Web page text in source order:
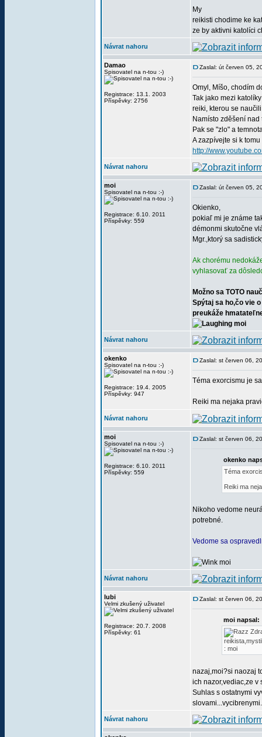
My
reikisti chodime ke
ze by aktivni katolíci
Návrat nahoru
Damao
Spisovatel na n-tou :-)
Registrace: 13.1. 2003
Příspěvky: 2756
Zaslal: út červen 05,
Omyl, Míšo, chodím
Tak jako mezi
reiki, kterou se
Namísto zděšení
Pak se "zlo" a
A zazpívejte si k
http://
Návrat nahoru
moi
Spisovatel na n-tou :-)
Registrace: 6.10. 2011
Příspěvky: 559
Zaslal: út červen 05,
Okienko,
pokiaľ mi je známe
démonmi skutočne
Mgr.,ktorý sa
Ak chorému
vyhlasovať za
Možno sa TOTO
Spýtaj sa ho,čo vie
preukáže
moi
Návrat nahoru
okenko
Spisovatel na n-tou :-)
Registrace: 19.4. 2005
Příspěvky: 947
Zaslal: st červen 06,
Téma exorcismu je
Reiki ma nejaka
Návrat nahoru
moi
Spisovatel na n-tou :-)
Registrace: 6.10. 2011
Příspěvky: 559
Zaslal: st červen 06,
okenko
Téma
Reiki ma
Nikoho vedome
potrebné.
Vedome sa
moi
Návrat nahoru
lubi
Velmi zkušený uživatel
Registrace: 20.7. 2008
Příspěvky: 61
Zaslal: st červen 06,
moi napsal:
: moi
nazaj,moi?si naozaj
ich nazor,vediac,ze v
Suhlas s ostatnymi
Návrat nahoru